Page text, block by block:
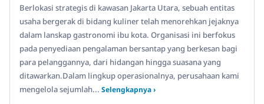
Berlokasi strategis di kawasan Jakarta Utara, sebuah entitas
usaha bergerak di bidang kuliner telah menorehkan jejaknya
dalam lanskap gastronomi ibu kota. Organisasi ini berfokus
pada penyediaan pengalaman bersantap yang berkesan bagi
para pelanggannya, dari hidangan hingga suasana yang
ditawarkan.Dalam lingkup operasionalnya, perusahaan kami
mengelola sejumlah... Selengkapnya ›